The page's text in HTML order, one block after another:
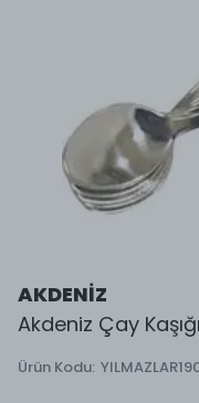
AKDENİZ
Akdeniz Çay
Ürün Kodu: